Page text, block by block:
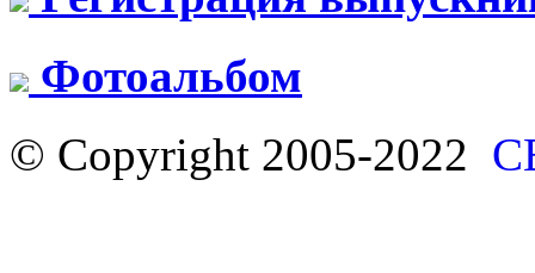
Фотоальбом
© Copyright 2005-2022